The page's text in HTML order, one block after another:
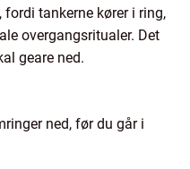
tankerne kører i ring,
overgangsritualer. Det
geare ned.
ned, før du går i